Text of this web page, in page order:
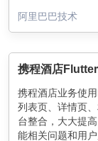
好的满足商品、
析和适配。
多，其次少量是
配。
阿里巴巴技术
携程酒店
携程酒店业务使
列表页、详情页
台整合，大大提
能相关问题和用